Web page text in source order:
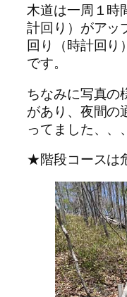
木道は一周１時
計回り）がアッ
回り（時計回り
です。
ちなみに写真の
があり、夜間の
ってました、
★階段コースは